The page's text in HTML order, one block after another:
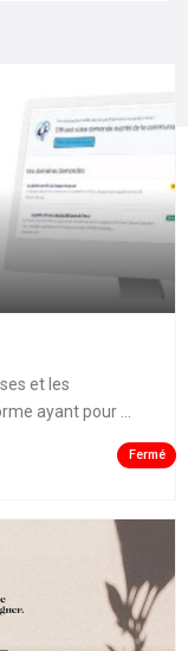
et les
ayant pour ...
Fermé